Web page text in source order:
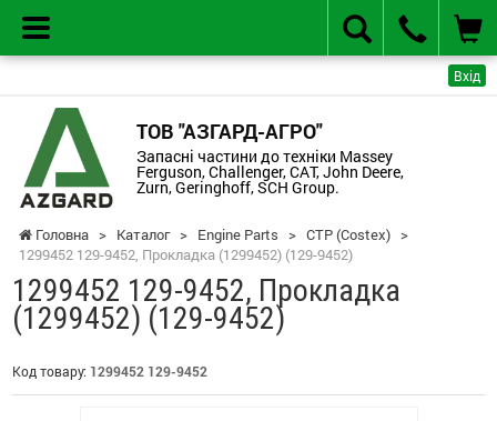
Вхід
ТОВ "АЗГАРД-АГРО"
Запасні частини до техніки Massey
Ferguson, Challenger, CAT, John Deere,
Zurn, Geringhoff, SCH Group.
Головна > Каталог > Engine Parts > CTP (Costex) >
1299452 129-9452, Прокладка (1299452) (129-9452)
1299452 129-9452, Прокладка
(1299452) (129-9452)
Код товару: 1299452 129-9452